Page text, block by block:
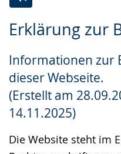
Erklärung zur
Informationen zur
dieser Webseite.
(Erstellt am
14.11.2025)
Die Website steht im
Leichten
wechseln.
Audio-
Video
Deutscher
Gebärdensprache
wird
angezeigt.